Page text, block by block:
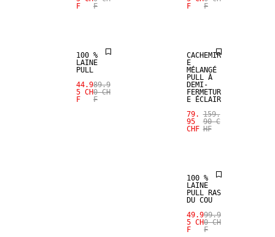
F
F
F
F
100 %
LAINE
PULL
44.9
5 CH
F
89.9
0 CH
F
MÉLANGE DE
CACHEMIR
E
MÉLANGÉ
PULL À
DEMI-
FERMETUR
E ÉCLAIR
79.
95
CHF
159.
90 C
HF
SALE
100 %
LAINE
PULL RAS
DU COU
49.9
5 CH
F
99.9
0 CH
F